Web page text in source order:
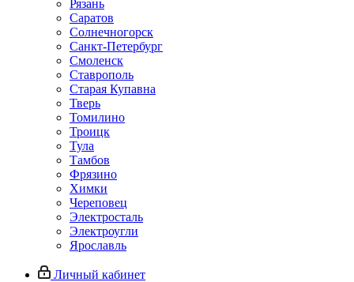
Рязань
Саратов
Солнечногорск
Санкт-Петербург
Смоленск
Ставрополь
Старая Купавна
Тверь
Томилино
Троицк
Тула
Тамбов
Фрязино
Химки
Череповец
Электросталь
Электроугли
Ярославль
Личный кабинет